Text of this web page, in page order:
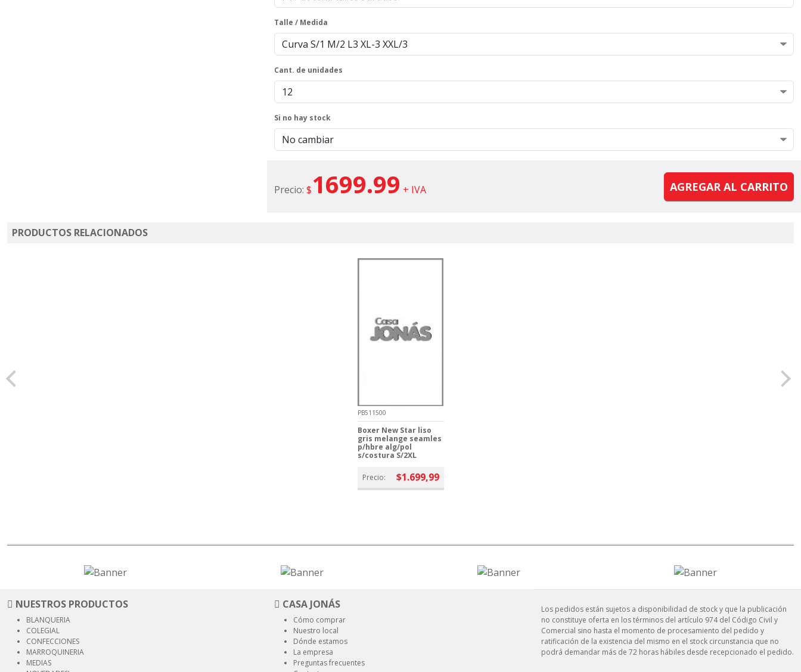
Talle / Medida
Cant. de unidades
Si no hay stock
Precio: $1699.99 + IVA AGREGAR AL CARRITO
PRODUCTOS RELACIONADOS
PB511500
Boxer New Star liso
gris melange seamles
p/hbre alg/pol
s/costura S/2XL
Precio: $1.699,99
NUESTROS PRODUCTOS
BLANQUERIA
COLEGIAL
CONFECCIONES
MARROQUINERIA
MEDIAS
CASA JONÁS
Cómo comprar
Nuestro local
Dónde estamos
La empresa
Preguntas frecuentes
Los pedidos están sujetos a disponibilidad de stock y que la publicación
no constituye oferta en los términos del artículo 974 del Código Civil y
Comercial sino hasta el momento de procesamiento del pedido y
ratificación de la existencia del mismo en el stock circunstancia que no
podrá demandar más de 72 horas hábiles desde recepcionado el pedido.